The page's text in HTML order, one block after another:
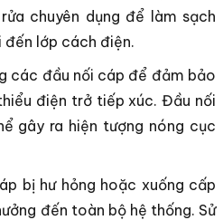
chuyên dụng để làm sạch
đến lớp cách điện.
các đầu nối cáp để đảm bảo
điện trở tiếp xúc. Đầu nối
gây ra hiện tượng nóng cục
bị hư hỏng hoặc xuống cấp
đến toàn bộ hệ thống. Sử